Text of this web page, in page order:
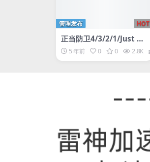
HOT
管理发布
正当防卫4/3/2/1/Just Ca
use 4
5 年前 0 0 2.8K